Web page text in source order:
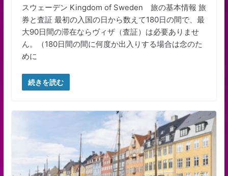
スウェーデン Kingdom of Sweden 旅の基本情報 旅
券と査証 最初の入国の日から数えて180日の間で、最
大90日間の滞在ならヴィザ（査証）は必要ありませ
ん。（180日間の間に何度か出入りする場合は念のた
めに
続きを読む